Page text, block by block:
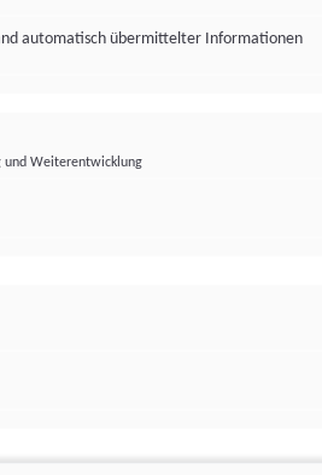
automatisch übermittelter Informationen
und Weiterentwicklung